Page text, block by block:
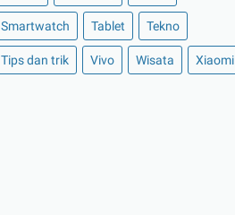
Smartwatch Tablet Tekno
Tips dan trik Vivo Wisata Xiaomi